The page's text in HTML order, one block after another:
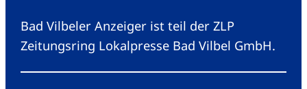
Bad Vilbeler Anzeiger ist teil der ZLP
Zeitungsring Lokalpresse Bad Vilbel GmbH.